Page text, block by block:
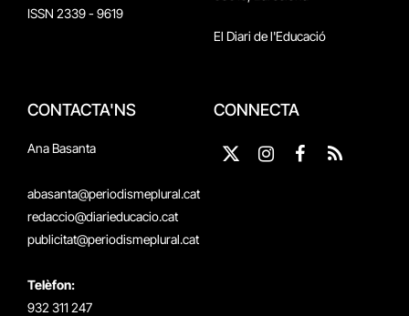
ISSN 2339 - 9619
El Diari de l'Educació
CONTACTA'NS
Ana Basanta
abasanta@periodismeplural.cat
redaccio@diarieducacio.cat
publicitat@periodismeplural.cat
Telèfon:
932 311 247
CONNECTA
X
Instagram
Facebook
RSS